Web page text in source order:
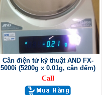
Cân điện tử kỹ thuật AND FX-
5000i (5200g x 0.01g, cân đếm)
Call